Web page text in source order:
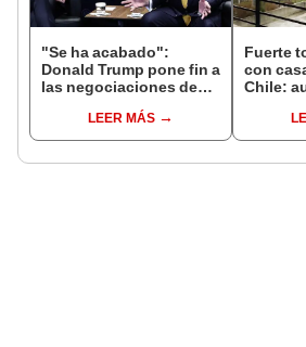
"Se ha acabado":
Donald Trump pone fin a
las negociaciones de
la cumbre de la OTAN
LEER MÁS
Fuerte
con
Chile:
Puerto